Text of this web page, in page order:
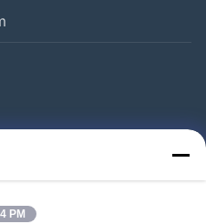
PM